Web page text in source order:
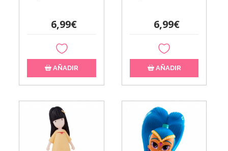
6,99€
AÑADIR
6,99€
AÑADIR